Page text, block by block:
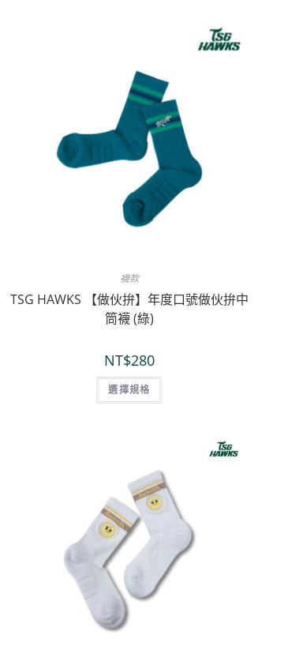
襪款
TSG HAWKS 【做伙拚】年度口號做伙拚中
筒襪 (綠)
NT$280
選擇規格